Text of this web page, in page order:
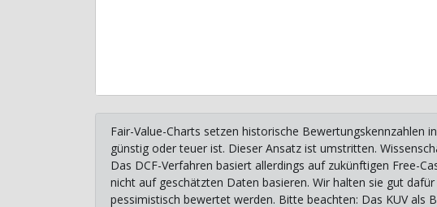
Fair-Value-Charts setzen historische Bewertungskennzahlen
günstig oder teuer ist. Dieser Ansatz ist umstritten.
Das DCF-Verfahren basiert allerdings auf zukünftigen Free-
nicht auf geschätzten Daten basieren. Wir halten sie gut
pessimistisch bewertet werden. Bitte beachten: Das KUV als